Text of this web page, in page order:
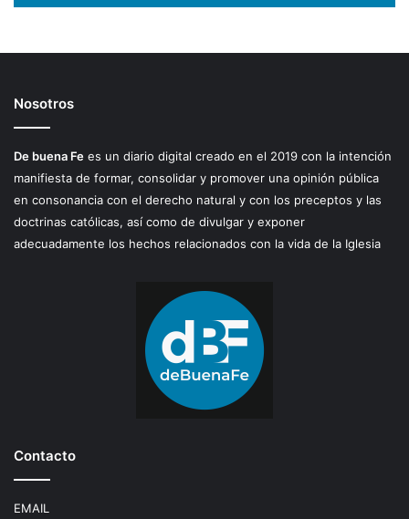
Nosotros
De buena Fe es un diario digital creado en el 2019 con la intención
manifiesta de formar, consolidar y promover una opinión pública
en consonancia con el derecho natural y con los preceptos y las
doctrinas católicas, así como de divulgar y exponer
adecuadamente los hechos relacionados con la vida de la Iglesia
Contacto
EMAIL